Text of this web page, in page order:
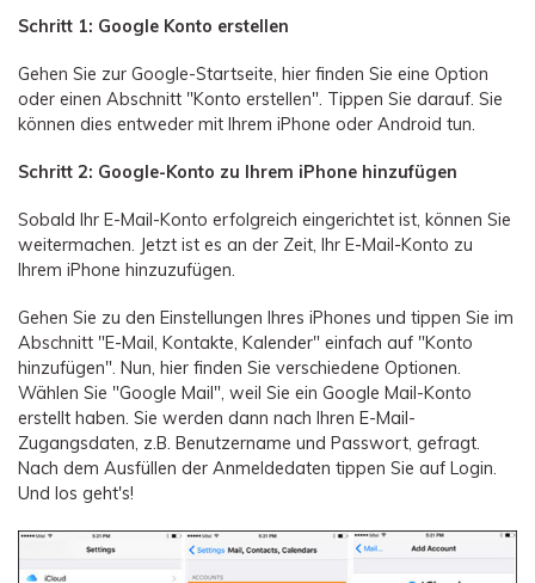
Schritt 1: Google Konto erstellen
Gehen Sie zur Google-Startseite, hier finden Sie eine Option
oder einen Abschnitt "Konto erstellen". Tippen Sie darauf. Sie
können dies entweder mit Ihrem iPhone oder Android tun.
Schritt 2: Google-Konto zu Ihrem iPhone hinzufügen
Sobald Ihr E-Mail-Konto erfolgreich eingerichtet ist, können Sie
weitermachen. Jetzt ist es an der Zeit, Ihr E-Mail-Konto zu
Ihrem iPhone hinzuzufügen.
Gehen Sie zu den Einstellungen Ihres iPhones und tippen Sie im
Abschnitt "E-Mail, Kontakte, Kalender" einfach auf "Konto
hinzufügen". Nun, hier finden Sie verschiedene Optionen.
Wählen Sie "Google Mail", weil Sie ein Google Mail-Konto
erstellt haben. Sie werden dann nach Ihren E-Mail-
Zugangsdaten, z.B. Benutzername und Passwort, gefragt.
Nach dem Ausfüllen der Anmeldedaten tippen Sie auf Login.
Und los geht's!